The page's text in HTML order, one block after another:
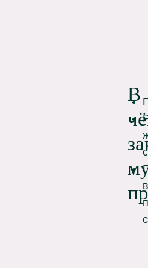
в
В